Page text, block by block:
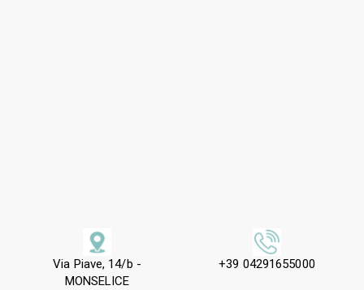
Via Piave, 14/b -
MONSELICE
+39 04291655000